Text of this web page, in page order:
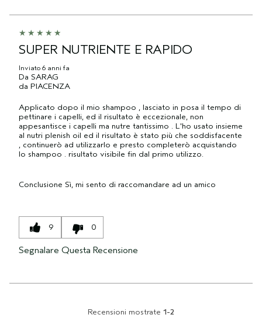
SUPER NUTRIENTE E RAPIDO
Inviato 6 anni fa
Da SARAG
da PIACENZA
Applicato dopo il mio shampoo , lasciato in posa il tempo di
pettinare i capelli, ed il risultato è eccezionale, non
appesantisce i capelli ma nutre tantissimo . L'ho usato insieme
al nutri plenish oil ed il risultato è stato più che soddisfacente
, continuerò ad utilizzarlo e presto completerò acquistando
lo shampoo . risultato visibile fin dal primo utilizzo.
Conclusione Sì, mi sento di raccomandare ad un amico
9 0
Segnalare Questa Recensione
Recensioni mostrate 1-2